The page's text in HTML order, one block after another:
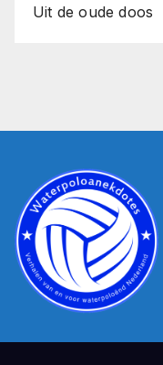
Uit de oude doos